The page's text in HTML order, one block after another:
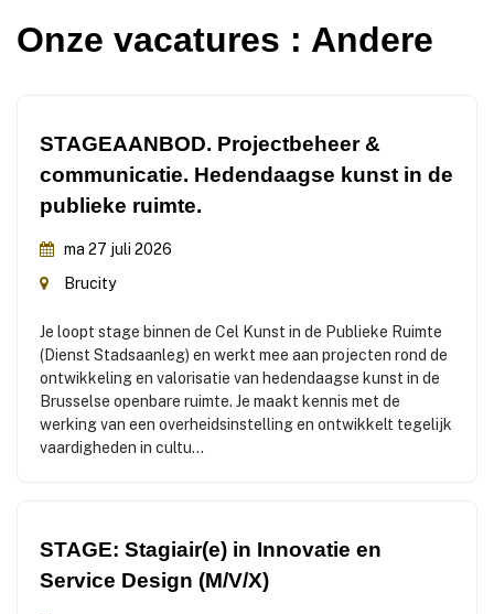
Onze vacatures : Andere
STAGEAANBOD. Projectbeheer &
communicatie. Hedendaagse kunst in de
publieke ruimte.
ma 27 juli 2026
Brucity
Je loopt stage binnen de Cel Kunst in de Publieke Ruimte
(Dienst Stadsaanleg) en werkt mee aan projecten rond de
ontwikkeling en valorisatie van hedendaagse kunst in de
Brusselse openbare ruimte. Je maakt kennis met de
werking van een overheidsinstelling en ontwikkelt tegelijk
vaardigheden in cultu...
STAGE: Stagiair(e) in Innovatie en
Service Design (M/V/X)